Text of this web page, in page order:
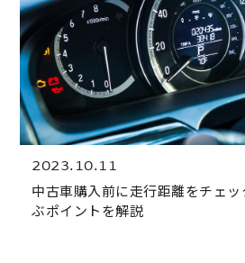
2023.10.11
中古車購入前に走行距離をチェ
ぶポイントを解説